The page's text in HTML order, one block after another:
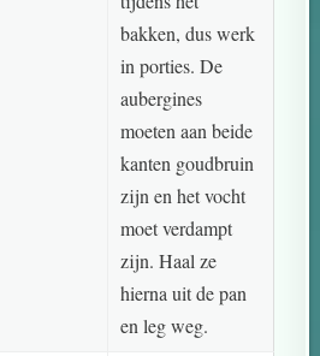
bakken, dus werk
in porties. De
aubergines
moeten aan beide
kanten goudbruin
zijn en het vocht
moet verdampt
zijn. Haal ze
hierna uit de pan
en leg weg.